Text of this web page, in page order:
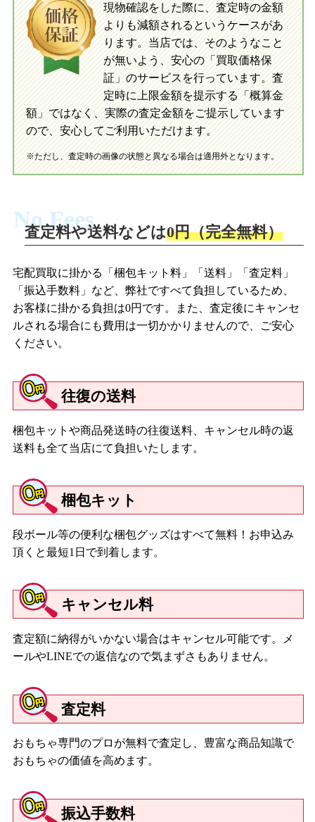
当店に査定したおもちゃがご到着後、ご
指定の口座に即日入金可能です。
買取の流れ 写真の撮影方法
当店に査定したおもちゃがご到着後、ご
指定の口座に即日入金可能です。
初めての方へ LINE査定の流れ 写真の撮影方法
現物確認をした際に、査定時の金額
よりも減額されるというケースがあ
ります。当店では、そのようなこと
が無いよう、安心の「買取価格保
証」のサービスを行っています。査
定時に上限金額を提示する「概算金
額」ではなく、実際の査定金額をご提示しています
ので、安心してご利用いただけます。
※ただし、査定時の画像の状態と異なる場合は適用外となります。
No Fees
査定料や送料などは0円（完全無料）
宅配買取に掛かる「梱包キット料」「送料」「査定料」
「振込手数料」など、弊社ですべて負担しているため、
お客様に掛かる負担は0円です。また、査定後にキャンセ
ルされる場合にも費用は一切かかりませんので、ご安心
ください。
往復の送料
梱包キットや商品発送時の往復送料、キャンセル時の返
送料も全て当店にて負担いたします。
梱包キット
段ボール等の便利な梱包グッズはすべて無料！お申込み
頂くと最短1日で到着します。
キャンセル料
査定額に納得がいかない場合はキャンセル可能です。メ
ールやLINEでの返信なので気まずさもありません。
査定料
おもちゃ専門のプロが無料で査定し、豊富な商品知識で
おもちゃの価値を高めます。
振込手数料